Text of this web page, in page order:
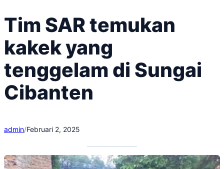
Tim SAR temukan
kakek yang
tenggelam di Sungai
Cibanten
admin/Februari 2, 2025